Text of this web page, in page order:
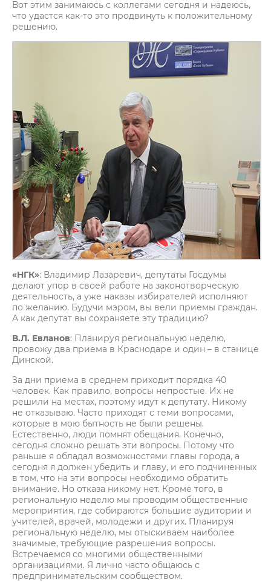
Вот этим занимаюсь с коллегами сегодня и надеюсь,
что удастся как-то это продвинуть к положительному
решению.
«НГК»: Владимир Лазаревич, депутаты Госдумы
делают упор в своей работе на законотворческую
деятельность, а уже наказы избирателей исполняют
по желанию. Будучи мэром, вы вели приемы граждан.
А как депутат вы сохраняете эту традицию?
В.Л. Евланов: Планируя региональную неделю,
провожу два приема в Краснодаре и один – в станице
Динской.
За дни приема в среднем приходит порядка 40
человек. Как правило, вопросы непростые. Их не
решили на местах, поэтому идут к депутату. Никому
не отказываю. Часто приходят с теми вопросами,
которые в мою бытность не были решены.
Естественно, люди помнят обещания. Конечно,
сегодня сложно решать эти вопросы. Потому что
раньше я обладал возможностями главы города, а
сегодня я должен убедить и главу, и его подчиненных
в том, что на эти вопросы необходимо обратить
внимание. Но отказа никому нет. Кроме того, в
региональную неделю мы проводим общественные
мероприятия, где собираются большие аудитории и
учителей, врачей, молодежи и других. Планируя
региональную неделю, мы отыскиваем наиболее
значимые, требующие разрешения вопросы.
Встречаемся со многими общественными
организациями. Я лично часто общаюсь с
предпринимательским сообществом.